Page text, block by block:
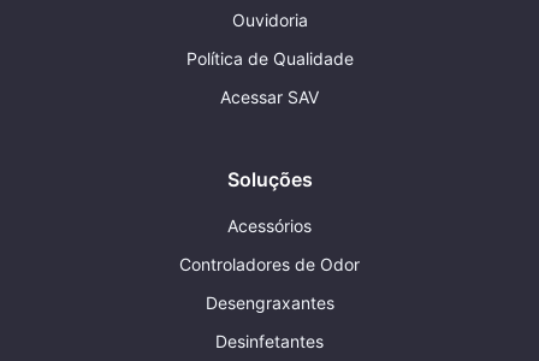
Ouvidoria
Política de Qualidade
Acessar SAV
Soluções
Acessórios
Controladores de Odor
Desengraxantes
Desinfetantes